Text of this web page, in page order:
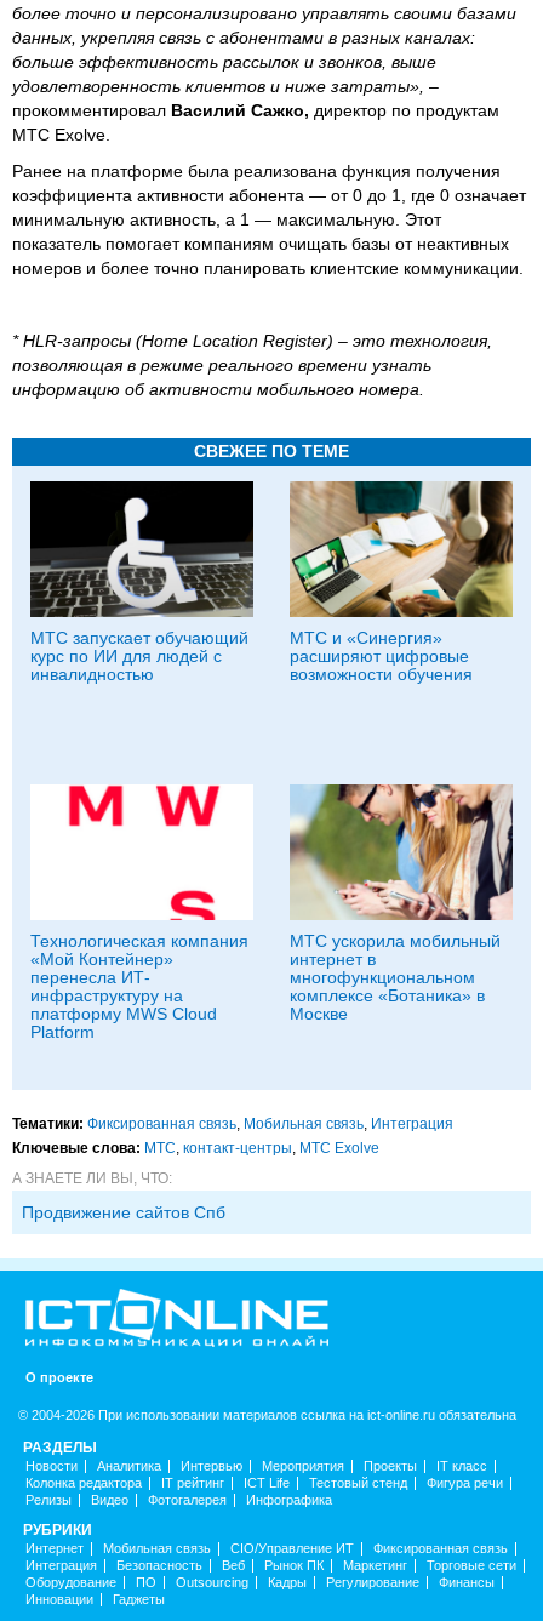
более точно и персонализировано управлять своими базами
данных, укрепляя связь с абонентами в разных каналах:
больше эффективность рассылок и звонков, выше
удовлетворенность клиентов и ниже затраты», –
прокомментировал Василий Сажко, директор по продуктам
МТС Exolve.
Ранее на платформе была реализована функция получения
коэффициента активности абонента — от 0 до 1, где 0 означает
минимальную активность, а 1 — максимальную. Этот
показатель помогает компаниям очищать базы от неактивных
номеров и более точно планировать клиентские коммуникации.
* HLR-запросы (Home Location Register) – это технология,
позволяющая в режиме реального времени узнать
информацию об активности мобильного номера.
СВЕЖЕЕ ПО ТЕМЕ
МТС запускает обучающий
курс по ИИ для людей с
инвалидностью
МТС и «Синергия»
расширяют цифровые
возможности обучения
Технологическая компания
«Мой Контейнер»
перенесла ИТ-
инфраструктуру на
платформу MWS Cloud
Platform
МТС ускорила мобильный
интернет в
многофункциональном
комплексе «Ботаника» в
Москве
Тематики: Фиксированная связь, Мобильная связь, Интеграция
Ключевые слова: МТС, контакт-центры, МТС Exolve
А ЗНАЕТЕ ЛИ ВЫ, ЧТО:
Продвижение сайтов Спб
О проекте
© 2004-2026 При использовании материалов ссылка на ict-online.ru обязательна
РАЗДЕЛЫ
Новости Аналитика Интервью Мероприятия Проекты
IT класс
Колонка редактора
IT рейтинг ICT Life Тестовый стенд
Фигура речи
Релизы
Видео Фотогалерея Инфографика
РУБРИКИ
Интернет Мобильная связь CIO/Управление ИТ
Фиксированная связь
Интеграция
Безопасность Веб Рынок ПК Маркетинг
Торговые сети
Оборудование
ПО Outsourcing Кадры Регулирование
Финансы
Инновации
Гаджеты